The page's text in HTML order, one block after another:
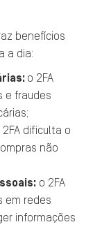
benefícios
a dia:
o 2FA
e fraudes
2FA dificulta o
não
o 2FA
em redes
informações